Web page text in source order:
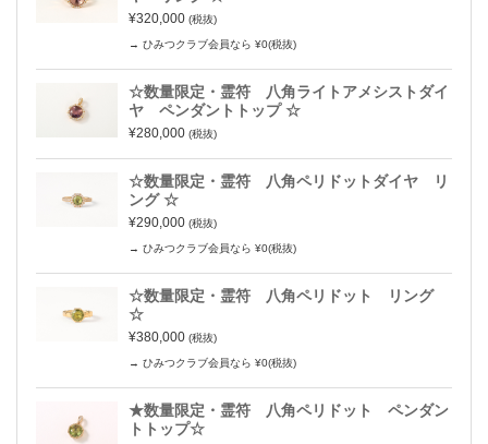
¥320,000 (税抜)
→ ひみつクラブ会員なら ¥0(税抜)
☆数量限定・霊符 八角ライトアメシストダイ
ヤ ペンダントトップ ☆
¥280,000 (税抜)
☆数量限定・霊符 八角ペリドットダイヤ リ
ング ☆
¥290,000 (税抜)
→ ひみつクラブ会員なら ¥0(税抜)
☆数量限定・霊符 八角ペリドット リング
☆
¥380,000 (税抜)
→ ひみつクラブ会員なら ¥0(税抜)
★数量限定・霊符 八角ペリドット ペンダン
トトップ☆